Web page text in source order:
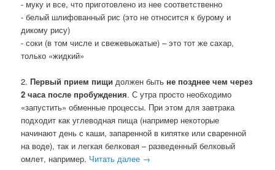
- муку и все, что приготовлено из нее соответственно
- белый шлифованный рис (это не относится к бурому и
дикому рису)
- соки (в том числе и свежевыжатые) – это тот же сахар,
только «жидкий»
2.Первый прием пищи должен быть не позднее чем через
2 часа после пробуждения. С утра просто необходимо
«запустить» обменные процессы. При этом для завтрака
подходит как углеводная пища (например некоторые
начинают день с каши, запаренной в кипятке или сваренной
на воде), так и легкая белковая – разведенный белковый
омлет, например. Читать далее →